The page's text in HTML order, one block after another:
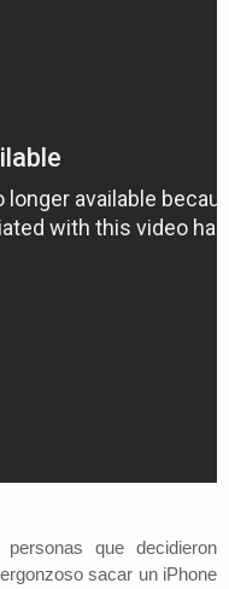
que decidieron
sacar un iPhone